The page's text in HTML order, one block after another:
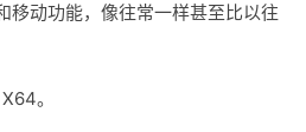
移动功能，像往常一样甚至比以往
。